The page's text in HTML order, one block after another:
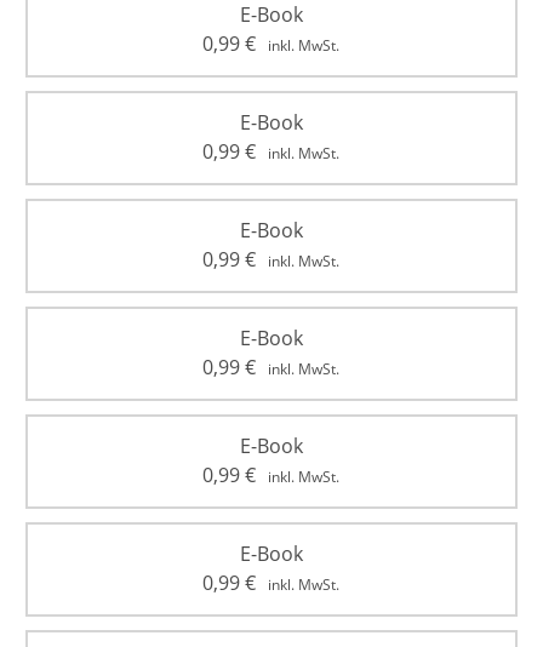
E-Book
0,99€ inkl. MwSt.
E-Book
0,99€ inkl. MwSt.
E-Book
0,99€ inkl. MwSt.
E-Book
0,99€ inkl. MwSt.
E-Book
0,99€ inkl. MwSt.
E-Book
0,99€ inkl. MwSt.